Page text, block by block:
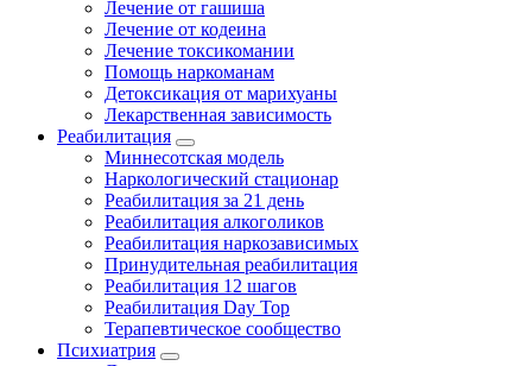
Лечение от гашиша
Лечение от кодеина
Лечение токсикомании
Помощь наркоманам
Детоксикация от марихуаны
Лекарственная зависимость
Реабилитация
Миннесотская модель
Наркологический стационар
Реабилитация за 21 день
Реабилитация алкоголиков
Реабилитация наркозависимых
Принудительная реабилитация
Реабилитация 12 шагов
Реабилитация Day Top
Терапевтическое сообщество
Психиатрия